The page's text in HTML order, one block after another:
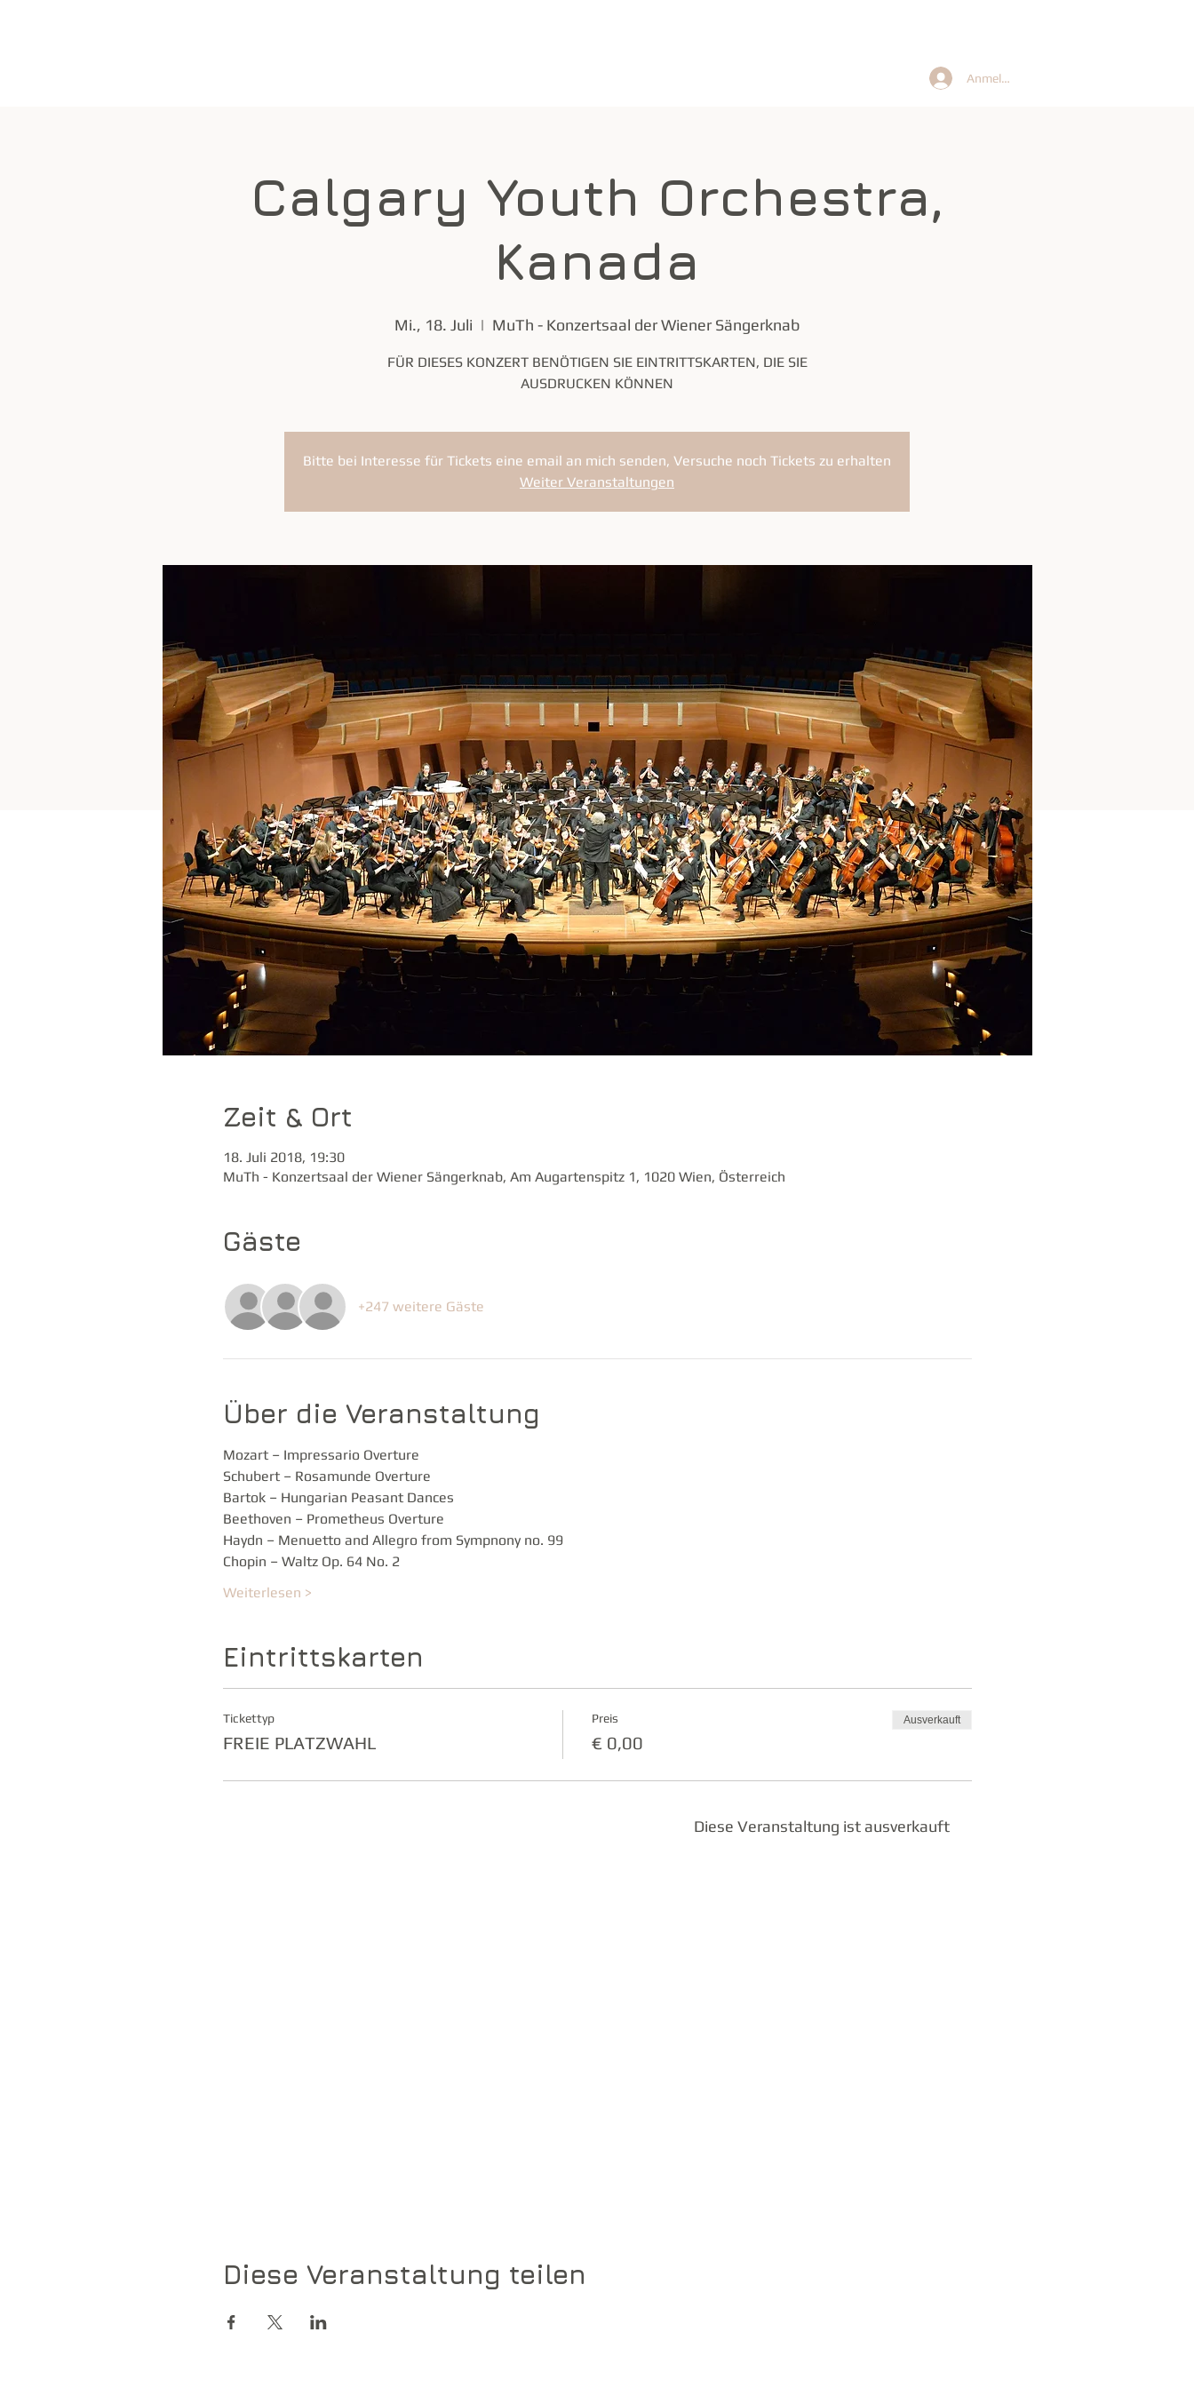
Anmelden
Calgary Youth Orchestra,
Kanada
Mi., 18. Juli
  |
MuTh - Konzertsaal der Wiener Sängerknab
FÜR DIESES KONZERT BENÖTIGEN SIE EINTRITTSKARTEN, DIE SIE
AUSDRUCKEN KÖNNEN
Bitte bei Interesse für Tickets eine email an mich senden, Versuche noch Tickets zu erhalten
Weiter Veranstaltungen
Zeit & Ort
18. Juli 2018, 19:30
MuTh - Konzertsaal der Wiener Sängerknab, Am Augartenspitz 1, 1020 Wien, Österreich
Gäste
+247 weitere Gäste
Über die Veranstaltung
Mozart – Impressario Overture
Schubert – Rosamunde Overture
Bartok – Hungarian Peasant Dances
Beethoven – Prometheus Overture
Haydn – Menuetto and Allegro from Sympnony no. 99
Chopin – Waltz Op. 64 No. 2
Weiterlesen >
Eintrittskarten
Tickettyp
FREIE PLATZWAHL
Preis
€ 0,00
Ausverkauft
Diese Veranstaltung ist ausverkauft
Diese Veranstaltung teilen